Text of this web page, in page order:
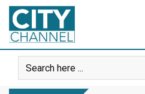
Skip
content